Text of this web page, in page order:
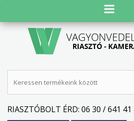
RIASZTÓBOLT ÉRD: 06 30 / 641 41